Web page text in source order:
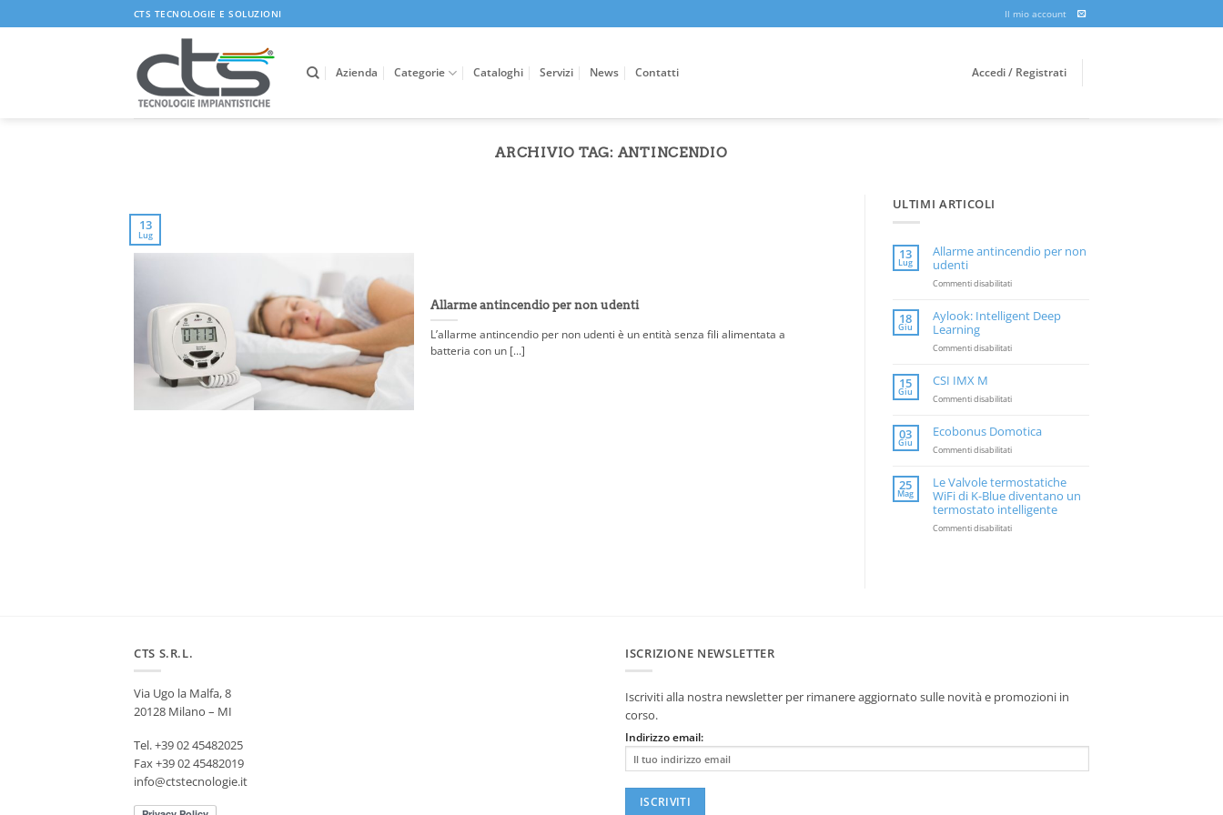
ai
CTS TECNOLOGIE E SOLUZIONI Il mio account
Azienda Categorie Cataloghi Servizi News Contatti Accedi / Registrati
ARCHIVIO TAG: ANTINCENDIO
Allarme antincendio per non udenti
L’allarme antincendio per non udenti è un entità senza fili alimentata a
batteria con un [...]
13
Lug
ULTIMI ARTICOLI
13
Lug
Allarme antincendio per non
udenti
Commenti disabilitatisu
per
udenti
18
Giu
Aylook: Intelligent Deep
Learning
Commenti disabilitatisu
Learning
15
Giu
CSI IMX M
Commenti disabilitatisu
M
03
Giu
Ecobonus Domotica
Commenti disabilitatisu
25
Mag
Le Valvole termostatiche
WiFi di K-Blue diventano un
termostato intelligente
Commenti disabilitatisu
CTS S.R.L.
Via Ugo la Malfa, 8
20128 Milano – MI
Tel. +39 02 45482025
Fax +39 02 45482019
info@ctstecnologie.it
ISCRIZIONE NEWSLETTER
Iscriviti alla nostra newsletter per rimanere aggiornato sulle novità e promozioni in
corso.
Indirizzo email: